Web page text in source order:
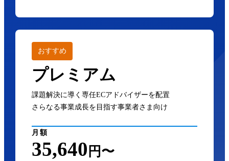
おすすめ
プレミアム
課題解決に導く専任ECアドバイザーを配置
さらなる事業成長を目指す事業者さま向け
月額
35,640 円〜